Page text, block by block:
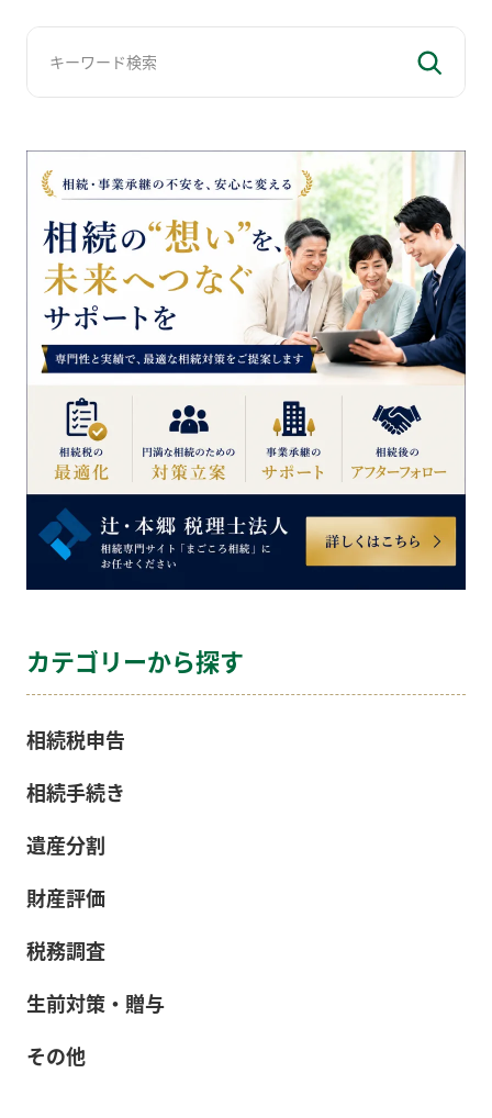
カテゴリーから探す
相続税申告
相続手続き
遺産分割
財産評価
税務調査
生前対策・贈与
その他